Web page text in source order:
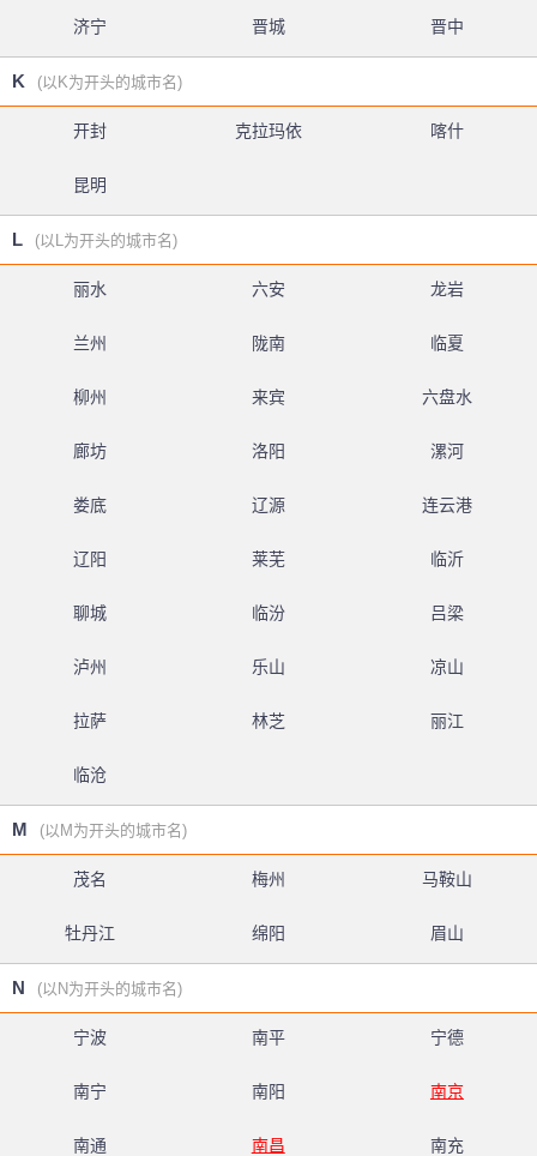
济宁 晋城 晋中
K (以K为开头的城市名)
开封 克拉玛依 喀什
昆明
L (以L为开头的城市名)
丽水 六安 龙岩
兰州 陇南 临夏
柳州 来宾 六盘水
廊坊 洛阳 漯河
娄底 辽源 连云港
辽阳 莱芜 临沂
聊城 临汾 吕梁
泸州 乐山 凉山
拉萨 林芝 丽江
临沧
M (以M为开头的城市名)
茂名 梅州 马鞍山
牡丹江 绵阳 眉山
N (以N为开头的城市名)
宁波 南平 宁德
南宁 南阳 南京
南通 南昌 南充